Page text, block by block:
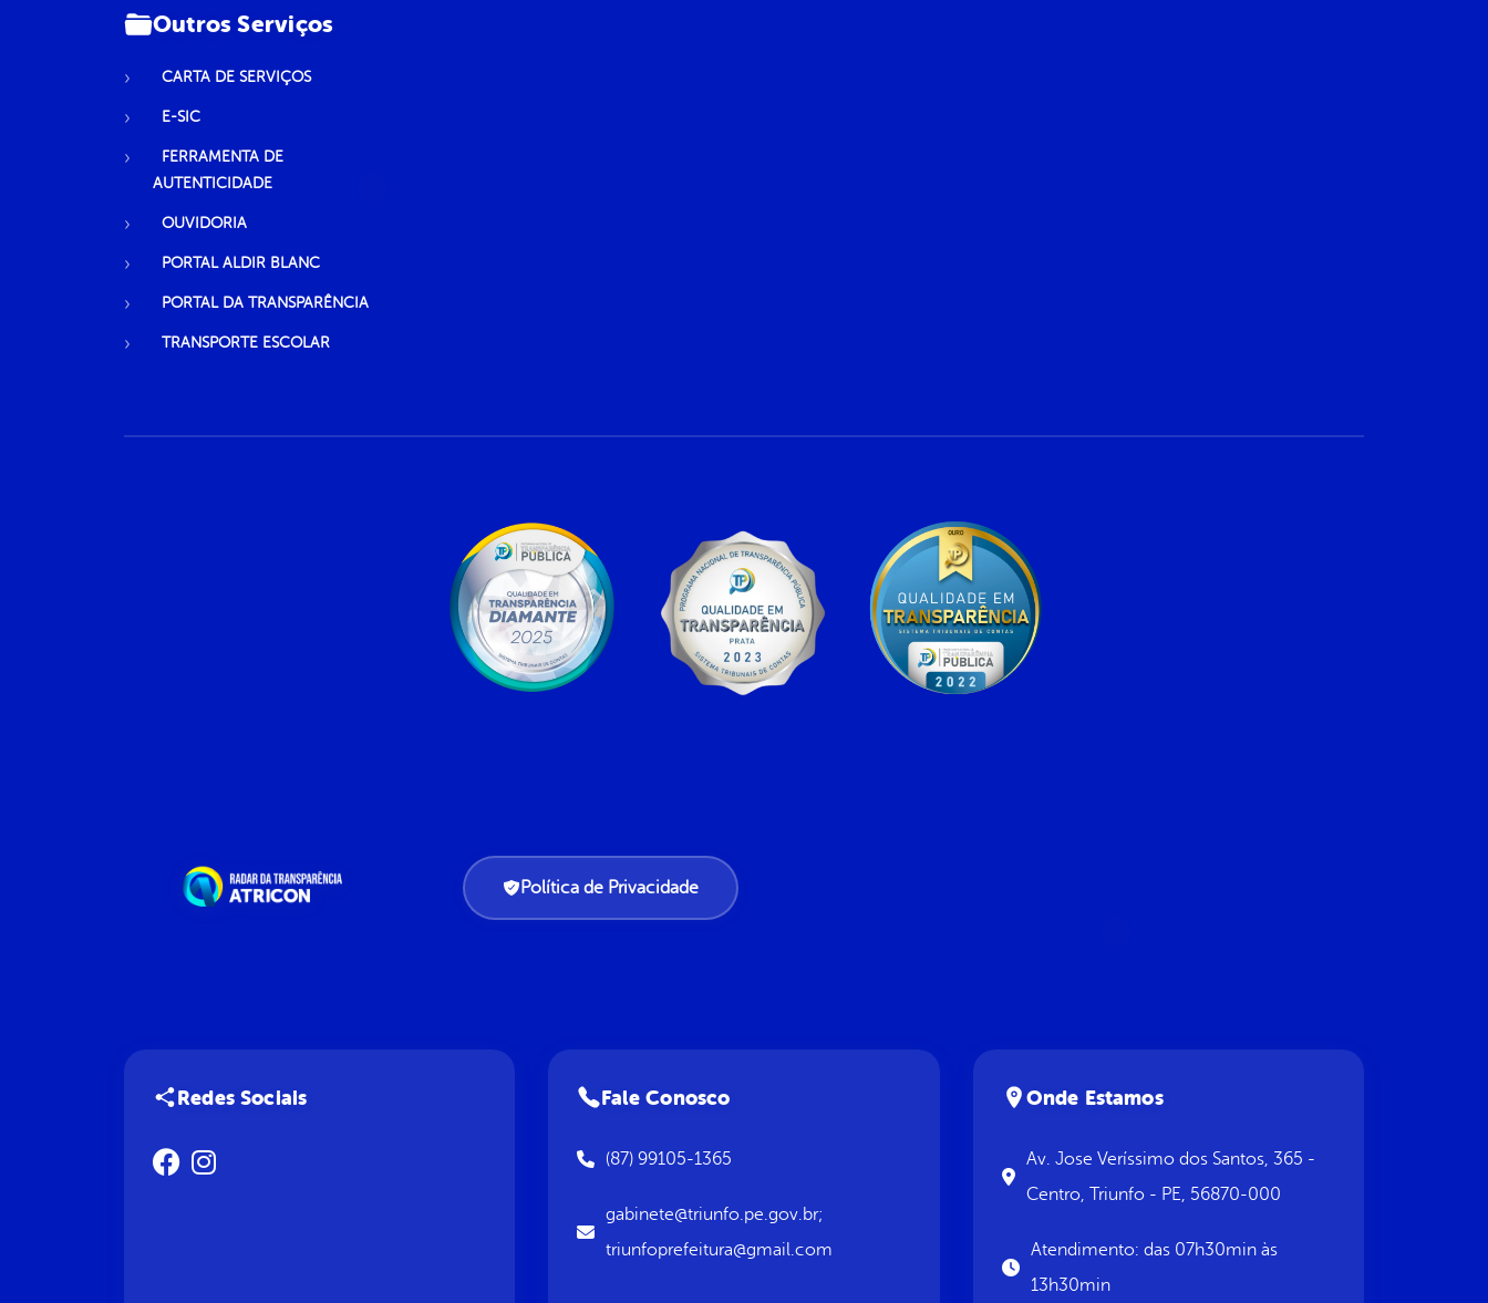
Outros Serviços
CARTA DE SERVIÇOS
E-SIC
FERRAMENTA DE
AUTENTICIDADE
OUVIDORIA
PORTAL ALDIR BLANC
PORTAL DA TRANSPARÊNCIA
TRANSPORTE ESCOLAR
Política de Privacidade
Redes Sociais Fale Conosco
(87) 99105-1365
gabinete@triunfo.pe.gov.br;
triunfoprefeitura@gmail.com
Onde Estamos
Av. Jose Veríssimo dos Santos, 365 -
Centro, Triunfo - PE, 56870-000
Atendimento: das 07h30min às
13h30min